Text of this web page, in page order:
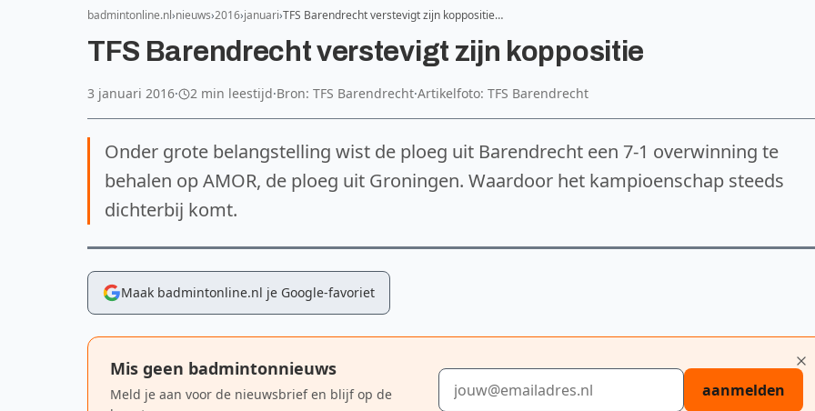
badmintonline.nl nieuws 2016 januari TFS Barendrecht verstevigt zijn koppositie…
TFS Barendrecht verstevigt zijn koppositie
3 januari 2016· 2 min leestijd·Bron: TFS Barendrecht·Artikelfoto: TFS Barendrecht
Onder grote belangstelling wist de ploeg uit Barendrecht een 7-1 overwinning te
behalen op AMOR, de ploeg uit Groningen. Waardoor het kampioenschap steeds
dichterbij komt.
Maak badmintonline.nl je Google-favoriet
Mis geen badmintonnieuws
Meld je aan voor de nieuwsbrief en blijf op de
E-mailadres
aanmelden